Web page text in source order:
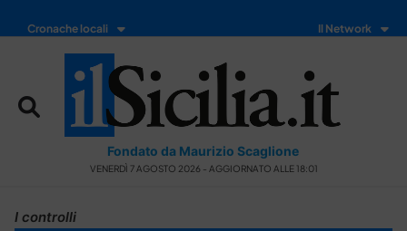
Cronache locali Il Network
Fondato da Maurizio Scaglione
VENERDÌ 7 AGOSTO 2026 - AGGIORNATO ALLE 18:01
I controlli